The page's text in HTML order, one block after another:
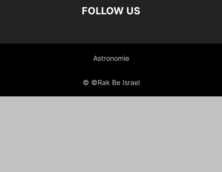
FOLLOW US
Astronomie
© ©Rak Be Israel